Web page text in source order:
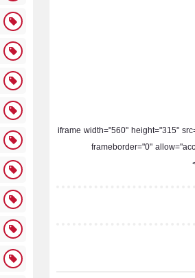
<iframe width="560" height="315"
frameborder="0"